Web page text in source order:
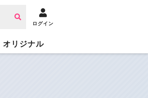
ログイン
オリジナル